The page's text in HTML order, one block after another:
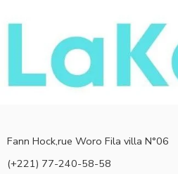
Fann Hock,rue Woro Fila villa N°06
(+221) 77-240-58-58